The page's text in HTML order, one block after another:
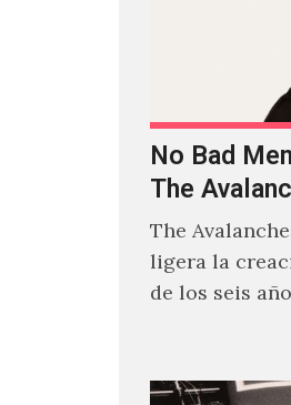
No Bad
The
The
ligera la
de los seis